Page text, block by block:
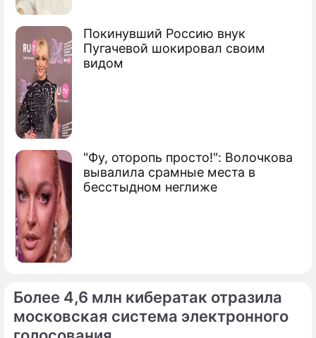
Покинувший Россию внук
Пугачевой шокировал своим
видом
"Фу, оторопь просто!": Волочкова
вывалила срамные места в
бесстыдном неглиже
Более 4,6 млн кибератак отразила
московская система электронного